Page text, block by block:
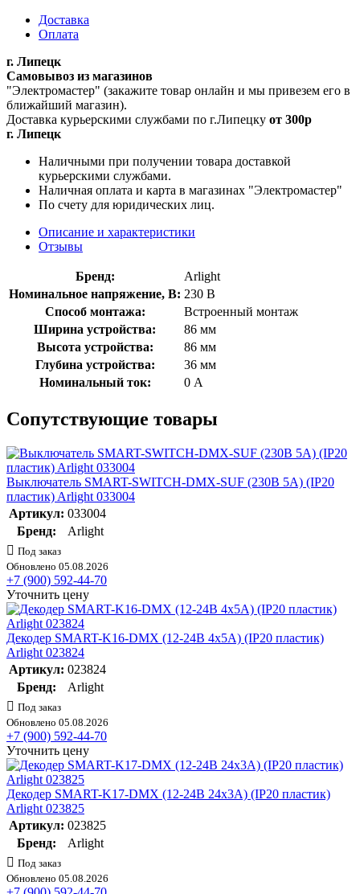
Доставка
Оплата
г. Липецк
Самовывоз из магазинов
"Электромастер" (закажите товар онлайн и мы привезем его в
ближайший магазин).
Доставка курьерскими службами по г.Липецку от 300р
г. Липецк
Наличными при получении товара доставкой
курьерскими службами.
Наличная оплата и карта в магазинах "Электромастер"
По счету для юридических лиц.
Описание и характеристики
Отзывы
Бренд:
Arlight
Номинальное напряжение, В: 230 В
Способ монтажа:
Встроенный монтаж
Ширина устройства:
86 мм
Высота устройства:
86 мм
Глубина устройства:
36 мм
Номинальный ток:
0 А
Сопутствующие товары
Выключатель SMART-SWITCH-DMX-SUF (230В 5А) (IP20
пластик) Arlight 033004
Артикул: 033004
Бренд:
Arlight
Под заказ
Обновлено 05.08.2026
+7 (900) 592-44-70
Уточнить цену
Декодер SMART-K16-DMX (12-24В 4х5А) (IP20 пластик)
Arlight 023824
Артикул: 023824
Бренд:
Arlight
Под заказ
Обновлено 05.08.2026
+7 (900) 592-44-70
Уточнить цену
Декодер SMART-K17-DMX (12-24В 24х3А) (IP20 пластик)
Arlight 023825
Артикул: 023825
Бренд:
Arlight
Под заказ
Обновлено 05.08.2026